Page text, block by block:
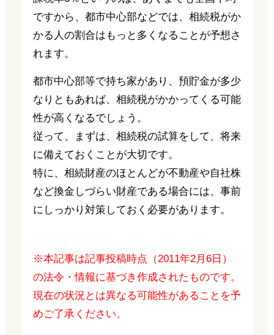
ですから、都市中心部などでは、相続税がか
かる人の割合はもっと多くなることが予想さ
れます。
都市中心部等で持ち家があり、預貯金が多少
なりともあれば、相続税がかかってくる可能
性が高くなるでしょう。
従って、まずは、相続税の試算をして、将来
に備えておくことが大切です。
特に、相続財産のほとんどが不動産や自社株
など換金しづらい財産である場合には、事前
にしっかり対策しておく必要があります。
※本記事は記事投稿時点（2011年2月6日）
の法令・情報に基づき作成されたものです。
現在の状況とは異なる可能性があることを予
めご了承ください。